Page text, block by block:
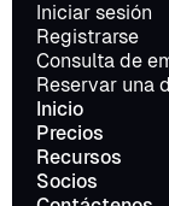
Iniciar sesión
Registrarse
Consulta de
Reservar una
Inicio
Precios
Recursos
Socios